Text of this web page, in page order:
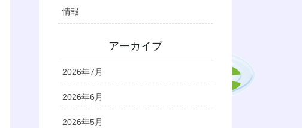
情報
アーカイブ
2026年7月
2026年6月
2026年5月